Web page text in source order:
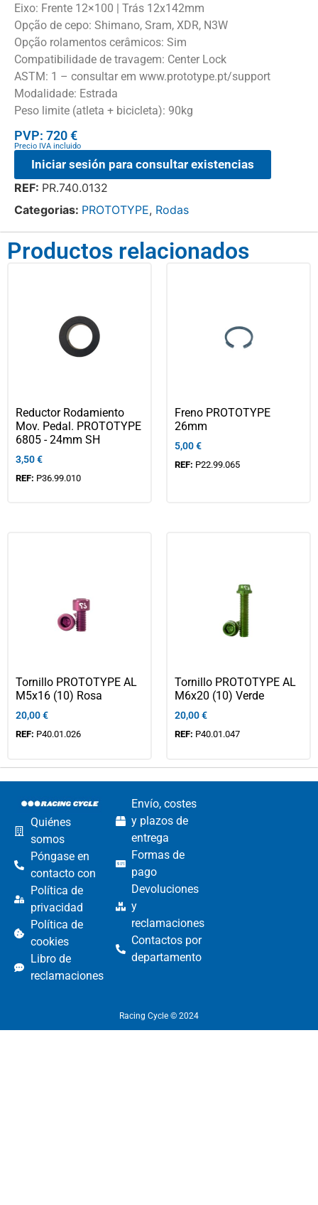
Eixo: Frente 12×100 | Trás 12x142mm
Opção de cepo: Shimano, Sram, XDR, N3W
Opção rolamentos cerâmicos: Sim
Compatibilidade de travagem: Center Lock
ASTM: 1 – consultar em www.prototype.pt/support
Modalidade: Estrada
Peso limite (atleta + bicicleta): 90kg
PVP: 720 €
Precio IVA incluido
Iniciar sesión para consultar existencias
REF: PR.740.0132
Categorias: PROTOTYPE, Rodas
Productos relacionados
Reductor Rodamiento
Mov. Pedal. PROTOTYPE
6805 - 24mm SH
3,50€
REF: P36.99.010
Freno PROTOTYPE
26mm
5,00€
REF: P22.99.065
Tornillo PROTOTYPE AL
M5x16 (10) Rosa
20,00€
REF: P40.01.026
Tornillo PROTOTYPE AL
M6x20 (10) Verde
20,00€
REF: P40.01.047
Quiénes
somos
Póngase en
contacto con
Política de
privacidad
Política de
cookies
Libro de
reclamaciones
Envío, costes
y plazos de
entrega
Formas de
pago
Devoluciones
y
reclamaciones
Contactos por
departamento
Racing Cycle © 2024